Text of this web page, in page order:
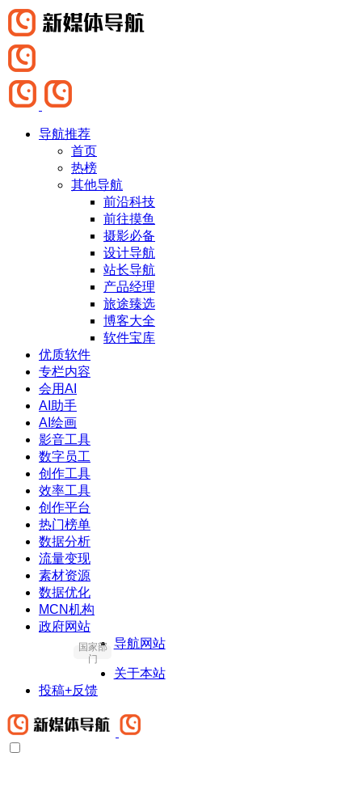
导航推荐
首页
热榜
其他导航
前沿科技
前往摸鱼
摄影必备
设计导航
站长导航
产品经理
旅途臻选
博客大全
软件宝库
优质软件
专栏内容
会用AI
AI助手
AI绘画
影音工具
数字员工
创作工具
效率工具
创作平台
热门榜单
数据分析
流量变现
素材资源
数据优化
MCN机构
政府网站
国家部
门
导航网站
关于本站
投稿+反馈